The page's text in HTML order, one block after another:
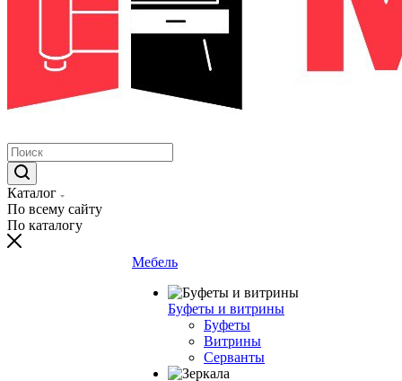
Каталог
По всему сайту
По каталогу
Мебель
Буфеты и витрины
Буфеты
Витрины
Серванты